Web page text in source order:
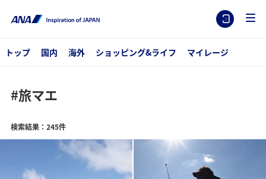
トップ 国内 海外 ショッピング&ライフ マイレージ
#旅マエ
検索結果：245件